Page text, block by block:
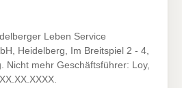
Leben Service
Heidelberg, Im Breitspiel 2 - 4,
Nicht mehr Geschäftsführer: Loy,